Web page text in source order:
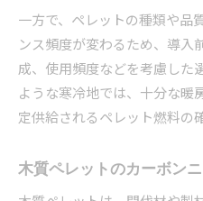
一方で、ペレットの種類や品
ンス頻度が変わるため、導入
成、使用頻度などを考慮した
ような寒冷地では、十分な暖
定供給されるペレット燃料の
木質ペレットのカーボン